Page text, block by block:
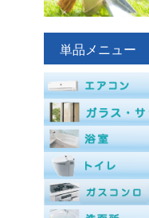
単品メニュー